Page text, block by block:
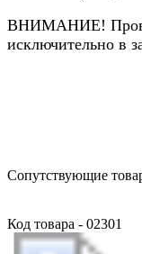
ВНИМАНИЕ!
исключительно в
Сопутствующие
Код товара - 02301